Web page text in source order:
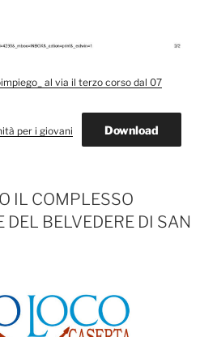
al via il terzo corso dal 07
per i giovani Download
IL COMPLESSO
BELVEDERE DI SAN